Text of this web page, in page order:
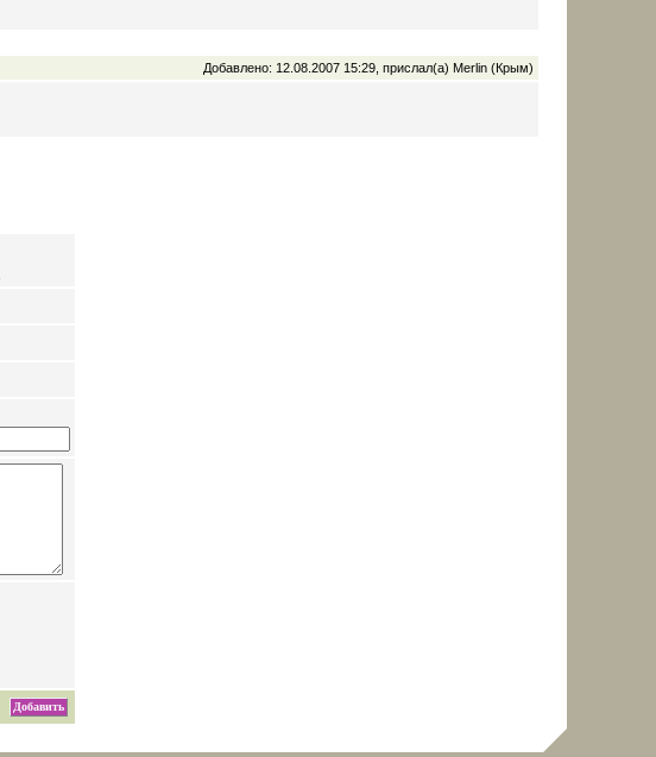
Добавлено: 12.08.2007 15:29, прислал(а) Merlin (Крым)